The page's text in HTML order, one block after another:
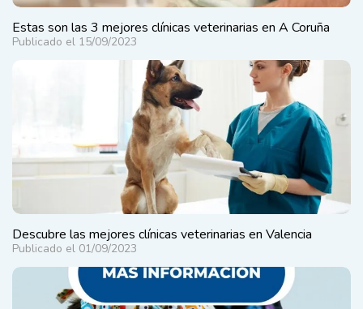
Estas son las 3 mejores clínicas veterinarias en A Coruña
Publicado el 15/09/2023
Descubre las mejores clínicas veterinarias en Valencia
Publicado el 01/09/2023